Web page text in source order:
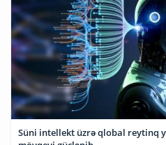
Süni intellekt üzrə qlobal reytinq